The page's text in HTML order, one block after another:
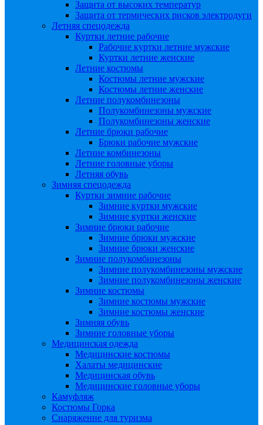
Защита от высоких температур
Защита от термических рисков электродуги
Летняя спецодежда
Куртки летние рабочие
Рабочие куртки летние мужские
Куртки летние женские
Летние костюмы
Костюмы летние мужские
Костюмы летние женские
Летние полукомбинезоны
Полукомбинезоны мужские
Полукомбинезоны женские
Летние брюки рабочие
Брюки рабочие мужские
Летние комбинезоны
Летние головные уборы
Летняя обувь
Зимняя спецодежда
Куртки зимние рабочие
Зимние куртки мужские
Зимние куртки женские
Зимние брюки рабочие
Зимние брюки мужские
Зимние брюки женские
Зимние полукомбинезоны
Зимние полукомбинезоны мужские
Зимние полукомбинезоны женские
Зимние костюмы
Зимние костюмы мужские
Зимние костюмы женские
Зимняя обувь
Зимние головные уборы
Медицинская одежда
Медицинские костюмы
Халаты медицинские
Медицинская обувь
Медицинские головные уборы
Камуфляж
Костюмы Горка
Снаряжение для туризма